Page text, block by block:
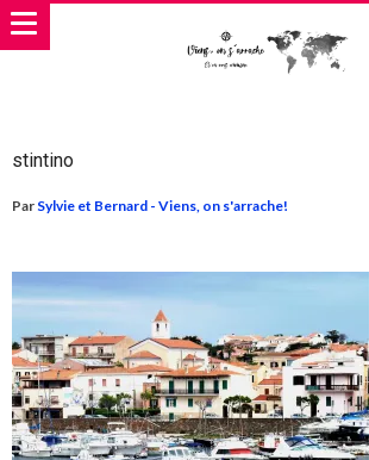
stintino
Par Sylvie et Bernard - Viens, on s'arrache!